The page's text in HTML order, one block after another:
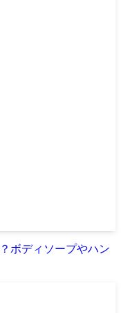
ボディソープやハン